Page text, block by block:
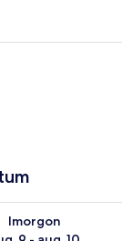
Imorgon
för